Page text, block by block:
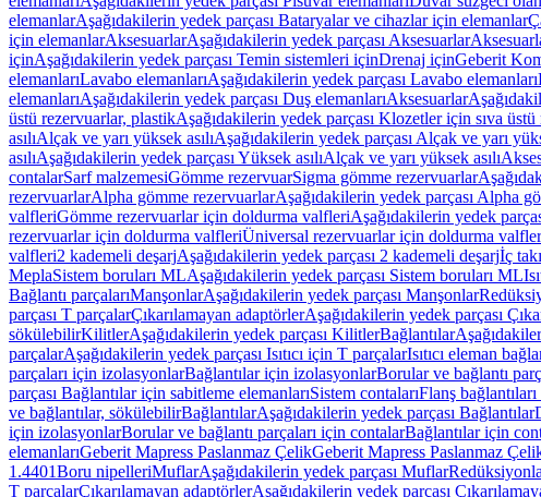
elemanlarAşağıdakilerin yedek parçası Bataryalar ve cihazlar için elemanlar
için elemanlarAksesuarlarAşağıdakilerin yedek parçası Aksesuarlar
içinAşağıdakilerin yedek parçası Temin sistemleri içinDrenaj içinGeberit
elemanlarıLavabo elemanlarıAşağıdakilerin yedek parçası Lavabo elemanları
elemanlarıAşağıdakilerin yedek parçası Duş elemanlarıAksesuarlar
üstü rezervuarlar, plastikAşağıdakilerin yedek parçası Klozetler için sıva
asılıAlçak ve yarı yüksek asılıAşağıdakilerin yedek parçası Alçak ve yarı
asılıAşağıdakilerin yedek parçası Yüksek asılıAlçak ve yarı yüksek asılı
contalarSarf malzemesiGömme rezervuarSigma gömme rezervuarlar
rezervuarlarAlpha gömme rezervuarlarAşağıdakilerin yedek parçası Alpha
valfleriGömme rezervuarlar için doldurma valfleriAşağıdakilerin yedek
rezervuarlar için doldurma valfleriÜniversal rezervuarlar için doldurma
valfleri2 kademeli deşarjAşağıdakilerin yedek parçası 2 kademeli deşarjİç
MeplaSistem boruları MLAşağıdakilerin yedek parçası Sistem boruları ML
Bağlantı parçalarıManşonlarAşağıdakilerin yedek parçası Manşonlar
parçası T parçalarÇıkarılamayan adaptörlerAşağıdakilerin yedek parçası
sökülebilirKilitlerAşağıdakilerin yedek parçası KilitlerBağlantılar
parçalarAşağıdakilerin yedek parçası Isıtıcı için T parçalarIsıtıcı eleman
parçaları için izolasyonlarBağlantılar için izolasyonlarBorular ve bağlantı
parçası Bağlantılar için sabitleme elemanlarıSistem contalarıFlanş
ve bağlantılar, sökülebilirBağlantılarAşağıdakilerin yedek parçası Bağlantılar
için izolasyonlarBorular ve bağlantı parçaları için contalarBağlantılar için
elemanlarıGeberit Mapress Paslanmaz ÇelikGeberit Mapress Paslanmaz
1.4401Boru nipelleriMuflarAşağıdakilerin yedek parçası Muflar
T parçalarÇıkarılamayan adaptörlerAşağıdakilerin yedek parçası